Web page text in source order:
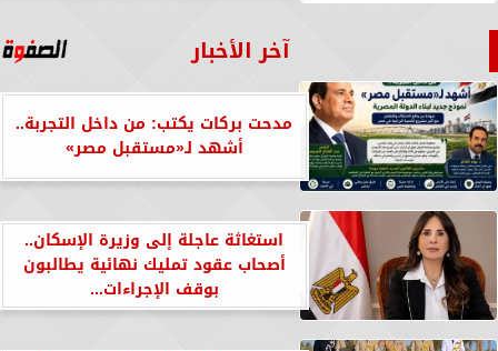
آخر الأخبار
مدحت بركات يكتب: من داخل التجربة..
أشهد لـ«مستقبل مصر»
استغاثة عاجلة إلى وزيرة الإسكان..
أصحاب عقود تمليك نهائية يطالبون
بوقف الإجراءات...